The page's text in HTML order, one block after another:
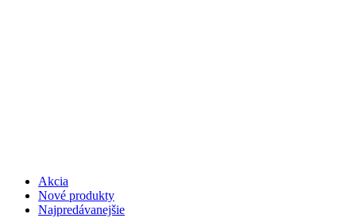
Akcia
Nové produkty
Najpredávanejšie